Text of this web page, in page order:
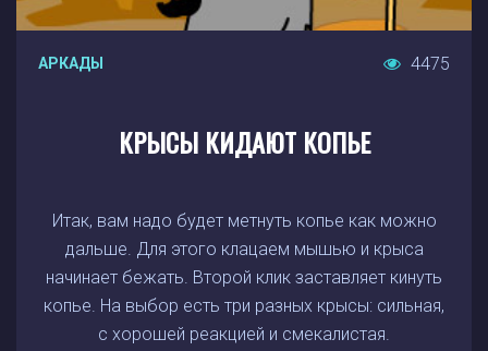
АРКАДЫ 4475
КРЫСЫ КИДАЮТ КОПЬЕ
Итак, вам надо будет метнуть копье как можно
дальше. Для этого клацаем мышью и крыса
начинает бежать. Второй клик заставляет кинуть
копье. На выбор есть три разных крысы: сильная,
с хорошей реакцией и смекалистая.